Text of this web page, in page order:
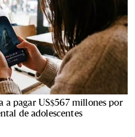
a pagar US$567 millones por
de adolescentes